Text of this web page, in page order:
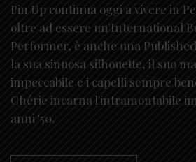
Pin Up continua oggi a vivere in
oltre ad essere un'International
Performer, è anche una
la sua sinuosa silhouette, il suo
impeccabile e i capelli sempre
Chérie incarna l'intramontabile
anni '50.